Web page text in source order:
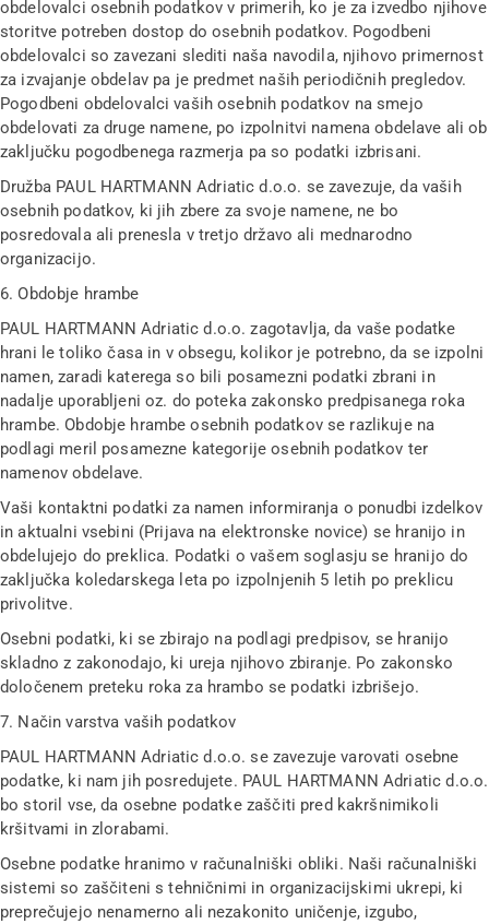
obdelovalci osebnih podatkov v primerih, ko je za izvedbo njihove
storitve potreben dostop do osebnih podatkov. Pogodbeni
obdelovalci so zavezani slediti naša navodila, njihovo primernost
za izvajanje obdelav pa je predmet naših periodičnih pregledov.
Pogodbeni obdelovalci vaših osebnih podatkov na smejo
obdelovati za druge namene, po izpolnitvi namena obdelave ali ob
zaključku pogodbenega razmerja pa so podatki izbrisani.
Družba PAUL HARTMANN Adriatic d.o.o. se zavezuje, da vaših
osebnih podatkov, ki jih zbere za svoje namene, ne bo
posredovala ali prenesla v tretjo državo ali mednarodno
organizacijo.
6. Obdobje hrambe
PAUL HARTMANN Adriatic d.o.o. zagotavlja, da vaše podatke
hrani le toliko časa in v obsegu, kolikor je potrebno, da se izpolni
namen, zaradi katerega so bili posamezni podatki zbrani in
nadalje uporabljeni oz. do poteka zakonsko predpisanega roka
hrambe. Obdobje hrambe osebnih podatkov se razlikuje na
podlagi meril posamezne kategorije osebnih podatkov ter
namenov obdelave.
Vaši kontaktni podatki za namen informiranja o ponudbi izdelkov
in aktualni vsebini (Prijava na elektronske novice) se hranijo in
obdelujejo do preklica. Podatki o vašem soglasju se hranijo do
zaključka koledarskega leta po izpolnjenih 5 letih po preklicu
privolitve.
Osebni podatki, ki se zbirajo na podlagi predpisov, se hranijo
skladno z zakonodajo, ki ureja njihovo zbiranje. Po zakonsko
določenem preteku roka za hrambo se podatki izbrišejo.
7. Način varstva vaših podatkov
PAUL HARTMANN Adriatic d.o.o. se zavezuje varovati osebne
podatke, ki nam jih posredujete. PAUL HARTMANN Adriatic d.o.o.
bo storil vse, da osebne podatke zaščiti pred kakršnimikoli
kršitvami in zlorabami.
Osebne podatke hranimo v računalniški obliki. Naši računalniški
sistemi so zaščiteni s tehničnimi in organizacijskimi ukrepi, ki
preprečujejo nenamerno ali nezakonito uničenje, izgubo,